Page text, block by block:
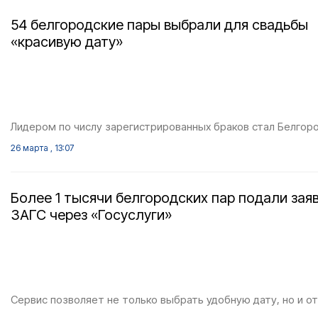
54 белгородские пары выбрали для свадьбы
«красивую дату»
Лидером по числу зарегистрированных браков стал
26 марта , 13:07
Более 1 тысячи белгородских пар подали
ЗАГС через «Госуслуги»
Сервис позволяет не только выбрать удобную дату, но и